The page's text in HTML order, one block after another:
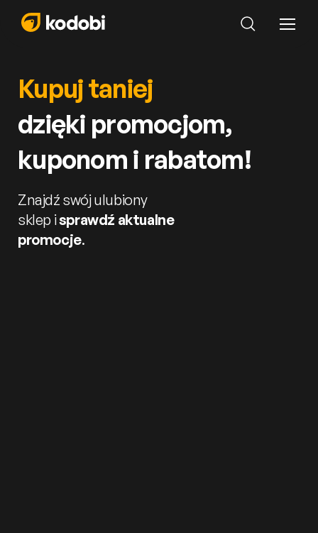
Kupuj taniej
dzięki promocjom,
kuponom i rabatom!
Znajdź swój ulubiony
sklep isprawdź aktualne
promocje.